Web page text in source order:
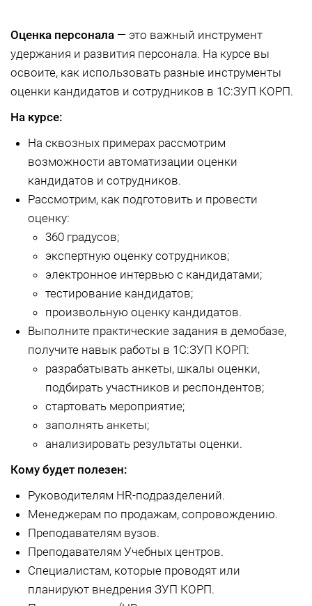
Оценка персонала — это важный инструмент
удержания и развития персонала. На курсе вы
освоите, как использовать разные инструменты
оценки кандидатов и сотрудников в 1С:ЗУП КОРП.
На курсе:
На сквозных примерах рассмотрим
возможности автоматизации оценки
кандидатов и сотрудников.
Рассмотрим, как подготовить и провести
оценку:
360 градусов;
экспертную оценку сотрудников;
электронное интервью с кандидатами;
тестирование кандидатов;
произвольную оценку кандидатов.
Выполните практические задания в демобазе,
получите навык работы в 1С:ЗУП КОРП:
разрабатывать анкеты, шкалы оценки,
подбирать участников и респондентов;
стартовать мероприятие;
заполнять анкеты;
анализировать результаты оценки.
Кому будет полезен:
Руководителям HR-подразделений.
Менеджерам по продажам, сопровождению.
Преподавателям вузов.
Преподавателям Учебных центров.
Специалистам, которые проводят или
планируют внедрения ЗУП КОРП.